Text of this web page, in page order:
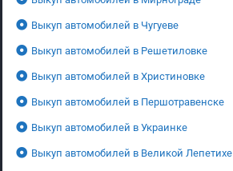
Выкуп автомобилей в Чугуеве
Выкуп автомобилей в Решетиловке
Выкуп автомобилей в Христиновке
Выкуп автомобилей в Першотравенске
Выкуп автомобилей в Украинке
Выкуп автомобилей в Великой Лепетихе